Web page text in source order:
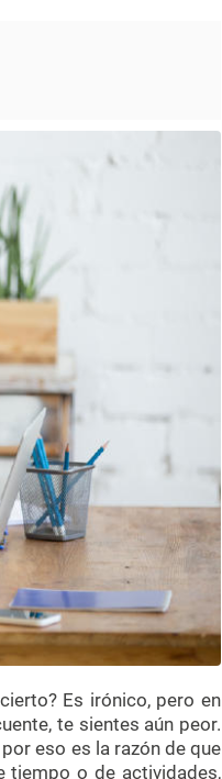
Es irónico, pero en
te sientes aún peor.
por eso es la razón de que
tiempo o de actividades,